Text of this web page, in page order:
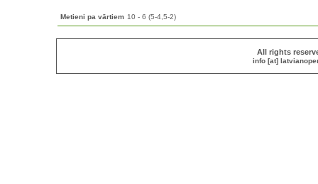
Metieni pa vārtiem 10 - 6 (5-4,5-2)
All rights
info [at]